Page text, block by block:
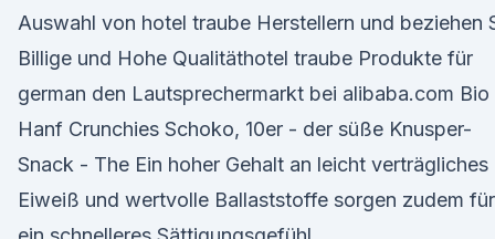
Auswahl von hotel traube Herstellern und beziehen
Billige und Hohe Qualitäthotel traube Produkte für
german den Lautsprechermarkt bei alibaba.com Bio
Hanf Crunchies Schoko, 10er - der süße Knusper-
Snack - The Ein hoher Gehalt an leicht verträgliches
Eiweiß und wertvolle Ballaststoffe sorgen zudem für